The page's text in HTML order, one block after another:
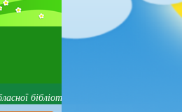
для дітей імені Дніпрової Чайки!